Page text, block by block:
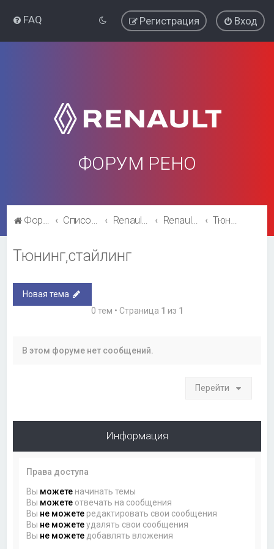
FAQ Вход
Регистрация
ФОРУМ РЕНО
Форум Рено Список форумов Renault Kaptur Renault Kaptur Тюнинг,стайлинг
Тюнинг,стайлинг
Новая тема
0 тем • Страница 1 из 1
В этом форуме нет сообщений.
Перейти
Информация
Права доступа
Вы можете начинать темы
Вы можете отвечать на сообщения
Вы не можете редактировать свои сообщения
Вы не можетеудалять свои сообщения
Вы не можете добавлять вложения